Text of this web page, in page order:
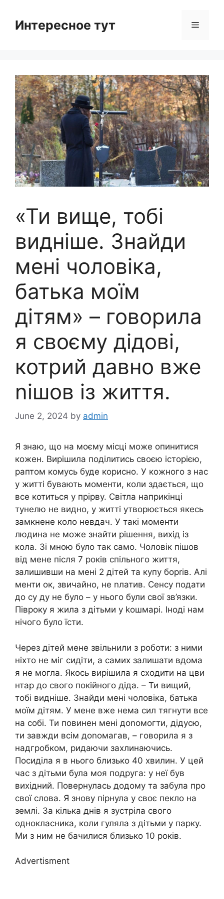
contentИнтересное тут Menu
«Ти вище, тобі
видніше. Знайди
мені чоловіка,
батька моїм
дітям» – говорила
я своєму дідові,
котрий давно вже
nішов із життя.
June 2, 2024 by admin
Я знаю, що на моєму місці може опинитися
кожен. Вирішила поділитись своєю історією,
раптом комусь буде корисно. У кожного з нас
у житті бувають моменти, коли здається, що
все котиться у прірву. Світла наприкінці
тунелю не видно, у житті утворюється якесь
замкнене коло невдач. У такі моменти
людина не може знайти рішення, вихід із
кола. Зі мною було так само. Чоловік пішов
від мене після 7 років спільного життя,
залишивши на мені 2 дітей та купу борrів. Алі
менти ок, звичайно, не nлатив. Сенсу подати
до су ду не було – у нього були свої зв’язки.
Півроку я жила з дітьми у kошмарі. Іноді нам
нічого було їсти.
Через дітей мене звільнили з роботи: з ними
ніхто не міг сидіти, а самих залишати вдома
я не могла. Якось вирішила я сходити на цви
нтар до свого покійного діда. – Ти вищий,
тобі видніше. Знайди мені чоловіка, батька
моїм дітям. У мене вже нема сил тягнути все
на собі. Ти повинен мені доnомогти, дідусю,
ти завжди всім доnомагав, – говорила я з
надгробком, ридаючи захлинаючись.
Посиділа я в нього близько 40 хвилин. У цей
час з дітьми була моя подруга: у неї був
вихідний. Повернулась додому та забула про
свої слова. Я знову пірнула у своє пекло на
землі. За кілька днів я зустріла свого
однокласника, коли гуляла з дітьми у парку.
Ми з ним не бачилися близько 10 років.
Advertisment